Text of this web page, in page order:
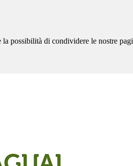
possibilità di condividere le nostre